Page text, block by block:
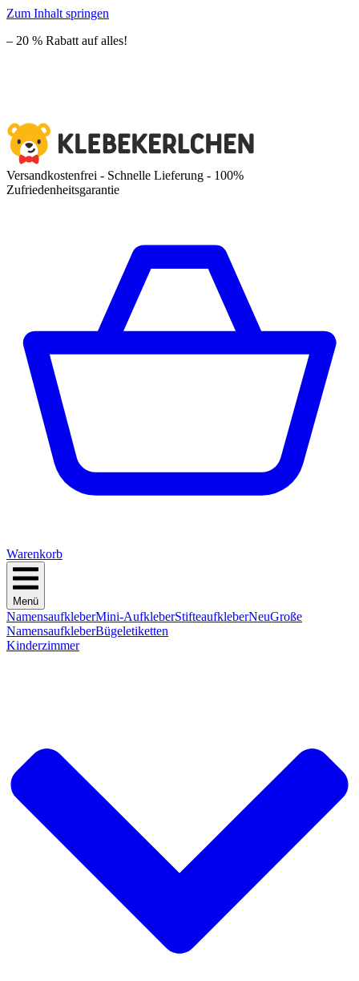
Zum Inhalt springen
– 20 % Rabatt auf alles!
Versandkostenfrei - Schnelle Lieferung - 100%
Zufriedenheitsgarantie
Warenkorb
Menü
NamensaufkleberMini-AufkleberStifteaufkleberNeuGroße
NamensaufkleberBügeletiketten
Kinderzimmer